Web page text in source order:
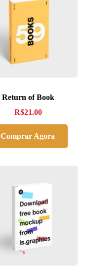
Return of Book
R$21.00
Comprar Agora